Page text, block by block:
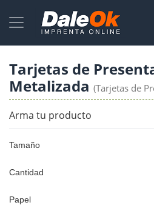
Tarjetas de
Metalizada (Tarjetas de
Arma tu producto
Tamaño
Cantidad
Papel